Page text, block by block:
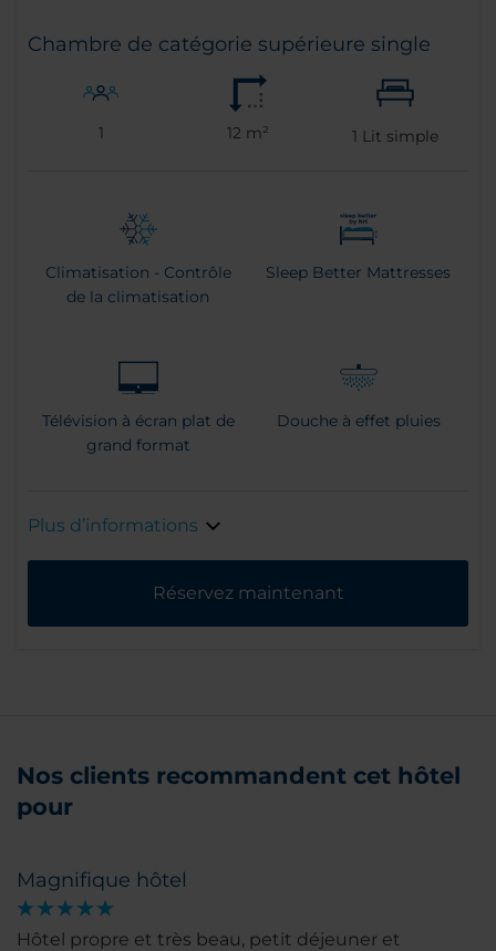
Chambre de catégorie supérieure single
1 12 m² 1 Lit simple
Climatisation - Contrôle
de la climatisation
Sleep Better Mattresses
Télévision à écran plat de
grand format
Douche à effet pluies
Plus d’informations
Réservez maintenant
Nos clients recommandent cet hôtel
pour
Magnifique hôtel
Hôtel propre et très beau, petit déjeuner et